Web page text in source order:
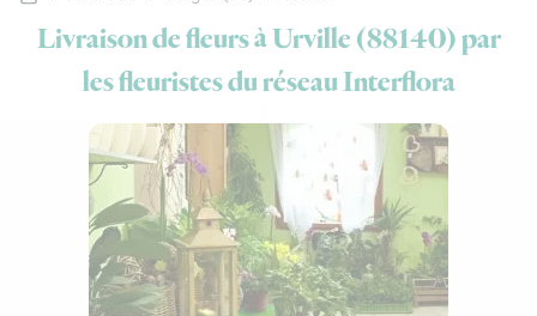
Livraison de fleurs à Urville (88140) par
les fleuristes du réseau Interflora